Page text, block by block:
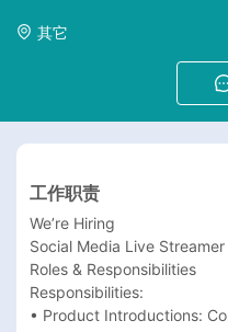
其它
工作职责
We’re Hiring
Social Media Live
Roles & Responsibilities
Responsibilities:
• Product Introductions: